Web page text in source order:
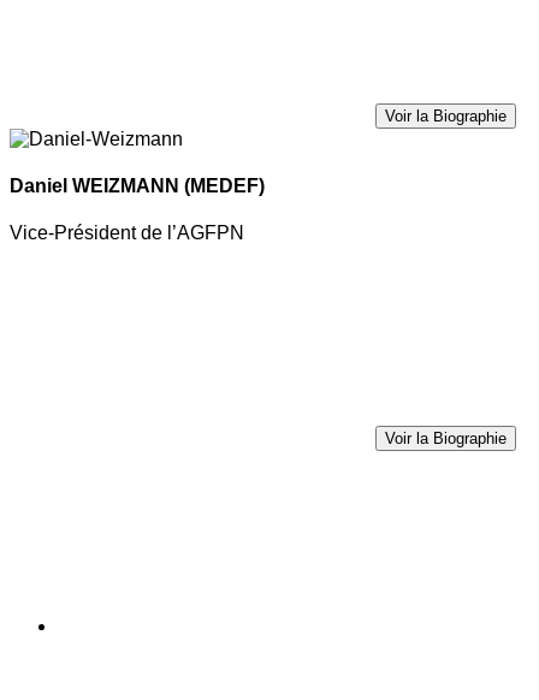
Voir la Biographie
Daniel WEIZMANN (MEDEF)
Vice-Président de l’AGFPN
Voir la Biographie